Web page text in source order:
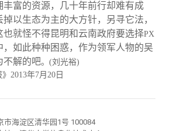
丰富的资源，几十年前行却难有成
以生态为主的大方针，另寻它法，
也就怪不得昆明和云南政府要选择PX
，如此种种困惑，作为领军人物的吴
不解的吧。 (刘光裕)
2013年7月 20 日
市海淀区清华园1号 100084